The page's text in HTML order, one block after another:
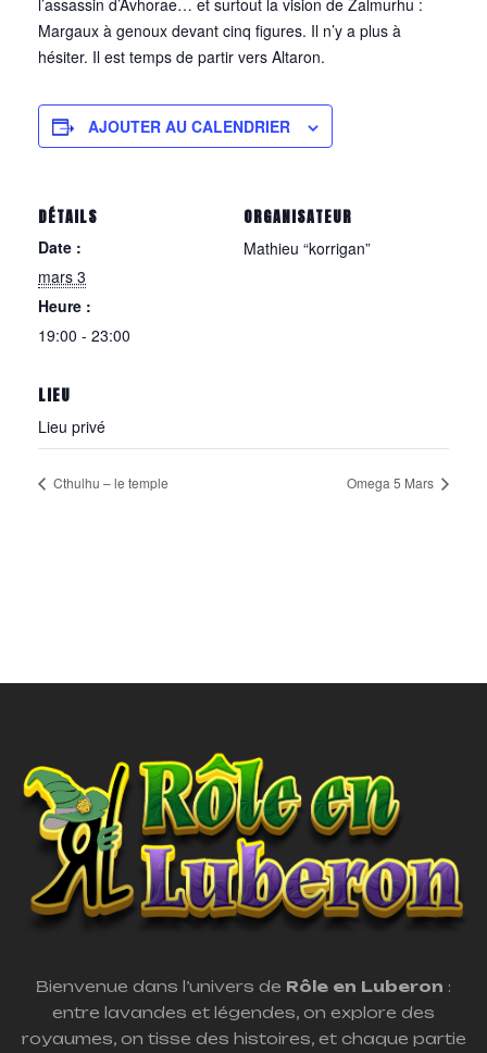
Margaux à genoux devant cinq figures. Il n’y a plus à
hésiter. Il est temps de partir vers Altaron.
AJOUTER AU CALENDRIER
DÉTAILS
Date :
mars 3
Heure :
19:00 - 23:00
ORGANISATEUR
Mathieu “korrigan”
LIEU
Lieu privé
Cthulhu – le temple Omega 5 Mars
Bienvenue dans l’univers de Rôle en Luberon :
entre lavandes et légendes, on explore des
royaumes, on tisse des histoires, et chaque partie